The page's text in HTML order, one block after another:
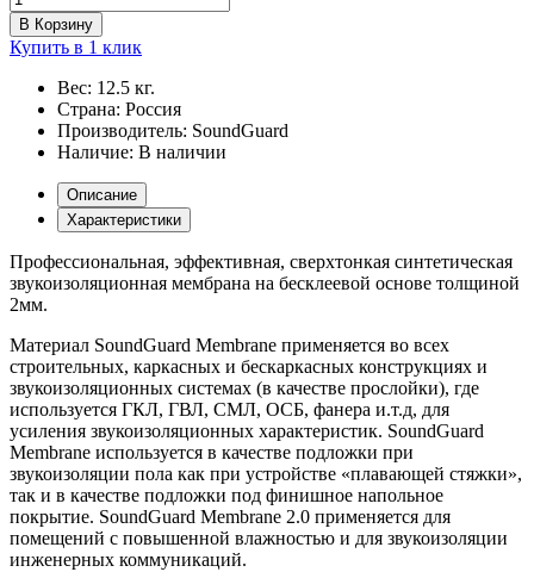
В Корзину
Купить в 1 клик
Вес: 12.5 кг.
Страна: Россия
Производитель: SoundGuard
Наличие: В наличии
Описание
Характеристики
Профессиональная, эффективная, сверхтонкая синтетическая
звукоизоляционная мембрана на бесклеевой основе толщиной
2мм.
Материал SoundGuard Membrane применяется во всех
строительных, каркасных и бескаркасных конструкциях и
звукоизоляционных системах (в качестве прослойки), где
используется ГКЛ, ГВЛ, СМЛ, ОСБ, фанера и.т.д, для
усиления звукоизоляционных характеристик. SoundGuard
Membrane используется в качестве подложки при
звукоизоляции пола как при устройстве «плавающей стяжки»,
так и в качестве подложки под финишное напольное
покрытие. SoundGuard Membrane 2.0 применяется для
помещений с повышенной влажностью и для звукоизоляции
инженерных коммуникаций.